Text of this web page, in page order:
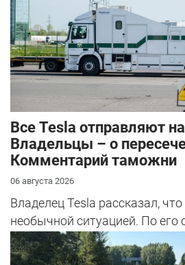
Все Tesla отправляют
Владельцы – о
Комментарий таможни
06 августа 2026
Владелец Tesla рассказал,
необычной ситуацией. По его
несколько раз при въезде в